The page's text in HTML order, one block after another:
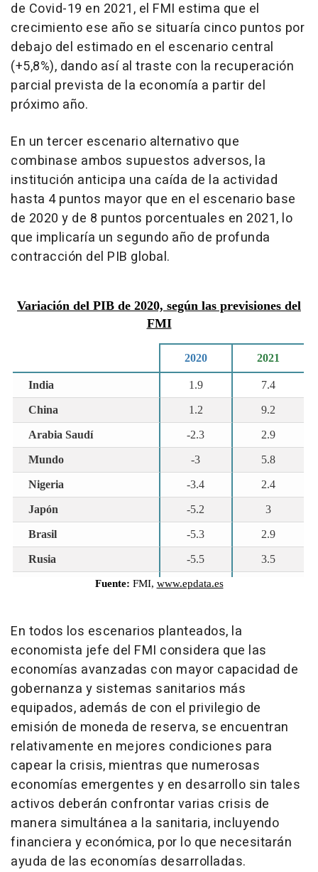
de Covid-19 en 2021, el FMI estima que el
crecimiento ese año se situaría cinco puntos por
debajo del estimado en el escenario central
(+5,8%), dando así al traste con la recuperación
parcial prevista de la economía a partir del
próximo año.
En un tercer escenario alternativo que
combinase ambos supuestos adversos, la
institución anticipa una caída de la actividad
hasta 4 puntos mayor que en el escenario base
de 2020 y de 8 puntos porcentuales en 2021, lo
que implicaría un segundo año de profunda
contracción del PIB global.
En todos los escenarios planteados, la
economista jefe del FMI considera que las
economías avanzadas con mayor capacidad de
gobernanza y sistemas sanitarios más
equipados, además de con el privilegio de
emisión de moneda de reserva, se encuentran
relativamente en mejores condiciones para
capear la crisis, mientras que numerosas
economías emergentes y en desarrollo sin tales
activos deberán confrontar varias crisis de
manera simultánea a la sanitaria, incluyendo
financiera y económica, por lo que necesitarán
ayuda de las economías desarrolladas.